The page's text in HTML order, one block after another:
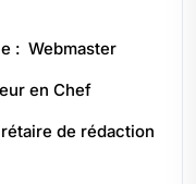
: Webmaster
en Chef
de rédaction